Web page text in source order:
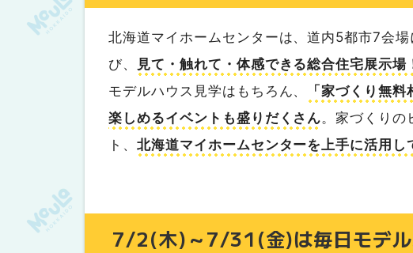
北海道マイホームセンターは家づくりのヒント
北海道マイホームセンターのおすすめポイント
苫小牧会場の情報
家づくりビギナーさんへおすすめ記事はこちら
北海道マイホームセンターは、道内5都市7会
び、
見て・触れて・体感できる総合住宅展示場
モデルハウス見学はもちろん、
「家づくり無
楽しめるイベントも盛りだくさん。家づくりの
ト、 北海道マイホームセンターを上手に活用
7/2(木)～7/31(金)は毎日モデル